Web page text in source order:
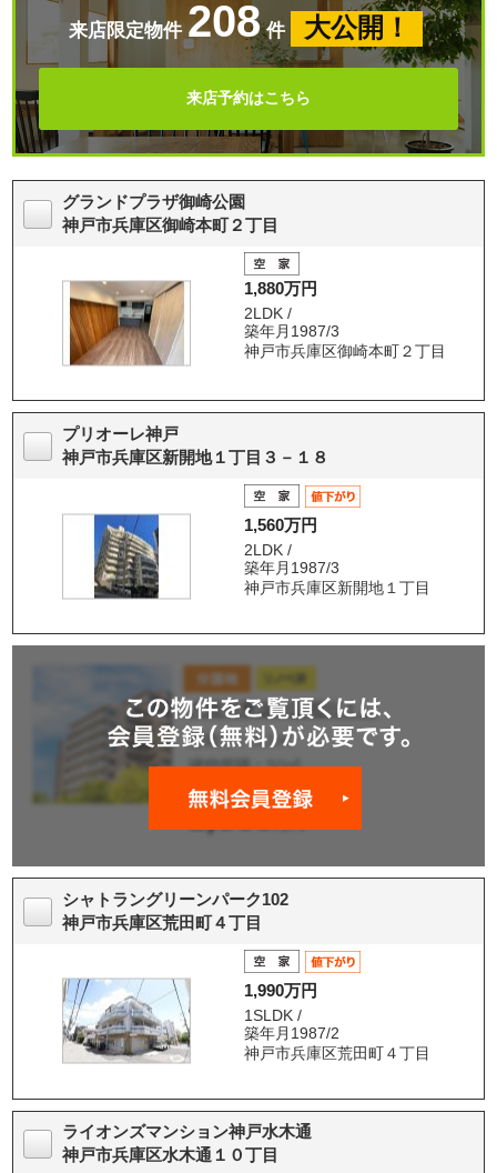
来店限定物件 208 件 大公開！
来店予約はこちら
グランドプラザ御崎公園
神戸市兵庫区御崎本町２丁目
1,880万円
2LDK /
築年月1987/3
神戸市兵庫区御崎本町２丁目
プリオーレ神戸
神戸市兵庫区新開地１丁目３－１８
1,560万円
2LDK /
築年月1987/3
神戸市兵庫区新開地１丁目
シャトラングリーンパーク102
神戸市兵庫区荒田町４丁目
1,990万円
1SLDK /
築年月1987/2
神戸市兵庫区荒田町４丁目
ライオンズマンション神戸水木通
神戸市兵庫区水木通１０丁目